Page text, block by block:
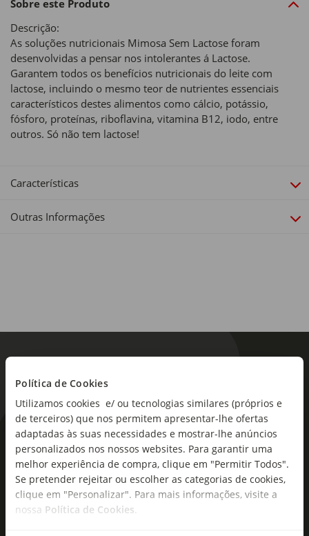
Política de Cookies
Utilizamos cookies e/ ou tecnologias similares (próprios e
de terceiros) que nos permitem apresentar-lhe ofertas
adaptadas às suas necessidades e mostrar-lhe anúncios
personalizados nos nossos websites. Para garantir uma
melhor experiência de compra, clique em "Permitir Todos".
Se pretender rejeitar ou escolher as categorias de cookies,
clique em "Personalizar". Para mais informações, visite a
nossa Política de Cookies
Sobre este Produto
Descrição:
As soluções nutricionais Mimosa Sem Lactose foram
desenvolvidas a pensar nos intolerantes á Lactose.
Garantem todos os benefícios nutricionais do leite com
lactose, incluindo o mesmo teor de nutrientes essenciais
característicos destes alimentos como cálcio, potássio,
fósforo, proteínas, riboflavina, vitamina B12, iodo, entre
outros. Só não tem lactose!
Características
Outras Informações
As novidades mais frescas no
seu e-mail!
Subscreva e descubra campanhas exclusivas,
ofertas e novidades para si.